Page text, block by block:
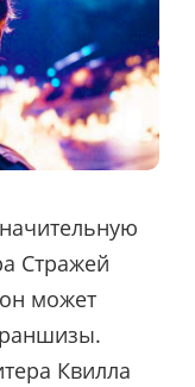
Стражей
может
Квилла